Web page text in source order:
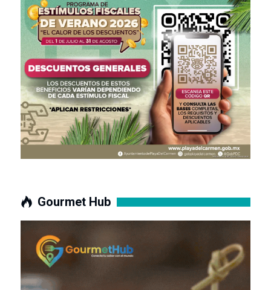
Gourmet Hub